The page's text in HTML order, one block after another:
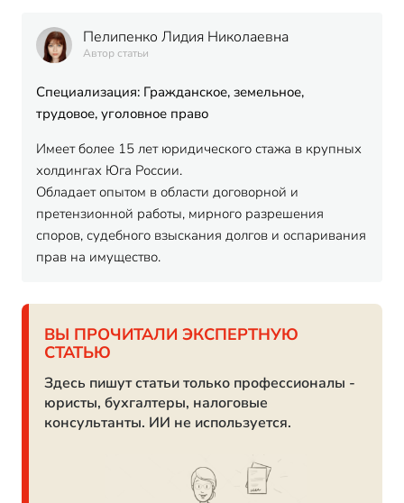
Пелипенко Лидия Николаевна
Автор статьи
Специализация: Гражданское, земельное,
трудовое, уголовное право
Имеет более 15 лет юридического стажа в крупных
холдингах Юга России.
Обладает опытом в области договорной и
претензионной работы, мирного разрешения
споров, судебного взыскания долгов и оспаривания
прав на имущество.
ВЫ ПРОЧИТАЛИ ЭКСПЕРТНУЮ
СТАТЬЮ
Здесь пишут статьи только профессионалы -
юристы, бухгалтеры, налоговые
консультанты. ИИ не используется.